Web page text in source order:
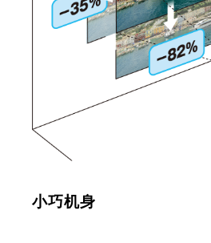
小巧机身